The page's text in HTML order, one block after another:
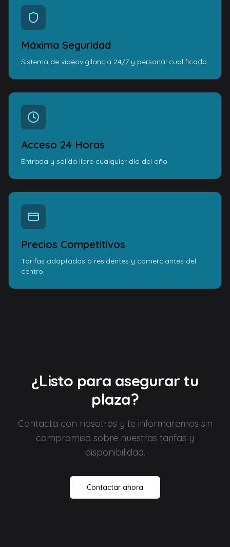
Máxima Seguridad
Sistema de videovigilancia 24/7 y personal cualificado.
Acceso 24 Horas
Entrada y salida libre cualquier día del año.
Precios Competitivos
Tarifas adaptadas a residentes y comerciantes del
centro.
¿Listo para asegurar tu
plaza?
Contacta con nosotros y te informaremos sin
compromiso sobre nuestras tarifas y
disponibilidad.
Contactar ahora